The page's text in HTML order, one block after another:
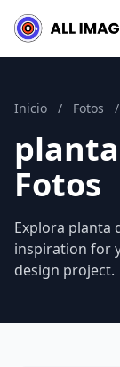
Inicio / Fotos /
Fotos
Explora planta
inspiration for
design project.